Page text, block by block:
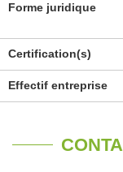
Forme juridique
Certification(s)
Effectif entreprise